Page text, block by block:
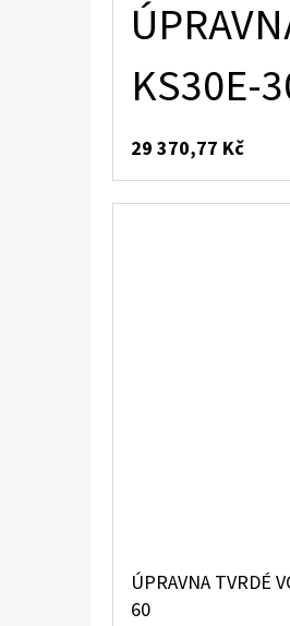
KS30E-
29 370,77 Kč
ÚPRAVNA TVRDÉ
60